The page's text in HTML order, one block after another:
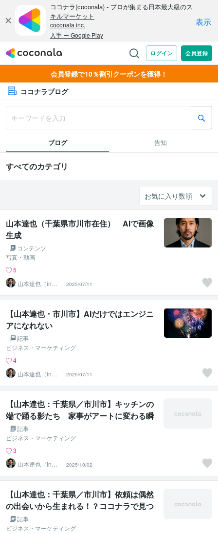
会員登録で10％割引クーポンを獲得！
ココナラブログ
ブログ 告知
すべてのカテゴリ
山本達也（千葉県市川市在住） AIで画像
生成
コンテンツ
写真・動画
5
山本達也（in千
葉県市川市）
2025/07/11
【山本達也・市川市】AIだけではエンジニ
アになれない
記事
ビジネス・マーケティング
4
山本達也（in千
葉県市川市）
2025/07/11
【山本達也：千葉県／市川市】キッチンの
端で踊る影たち 家事がアートに変わる瞬
間 記事
ビジネス・マーケティング
3
山本達也（in千
葉県市川市）
2025/10/02
【山本達也：千葉県／市川市】依頼は偶然
の出会いから生まれる！？ココナラで見つ
けた創造の瞬間
記事
ビジネス・マーケティング